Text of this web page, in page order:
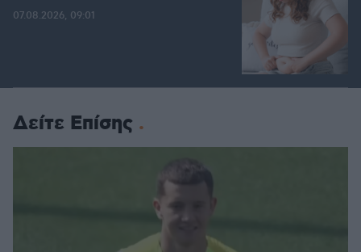
07.08.2026, 09:01
Δείτε Επίσης